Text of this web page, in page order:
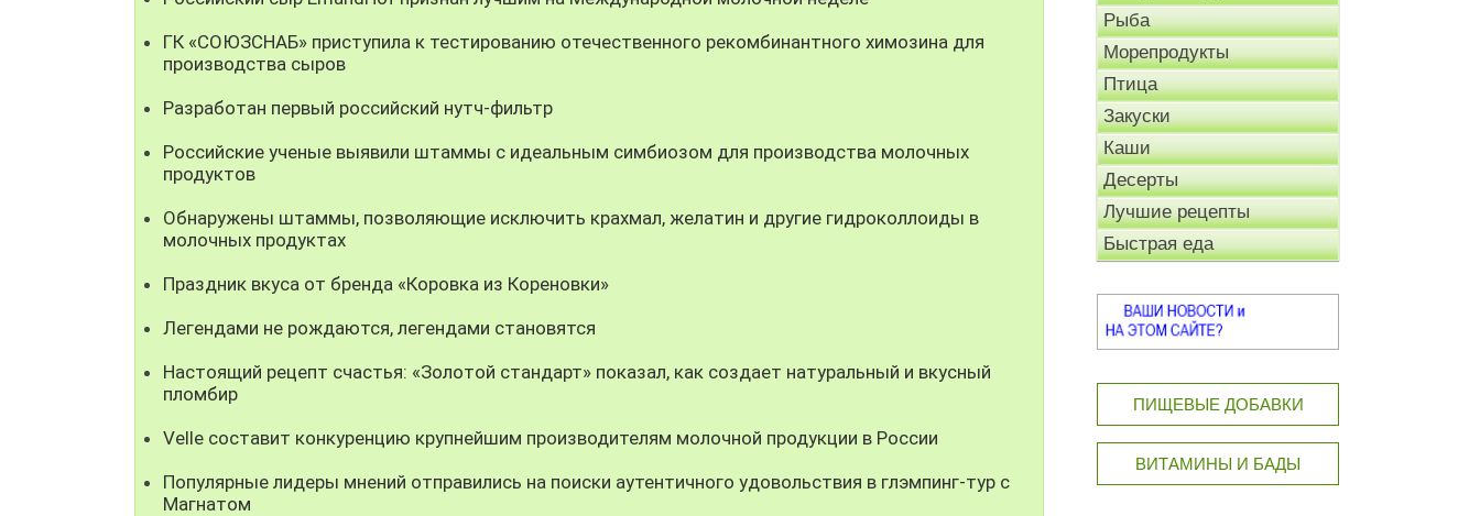
ГК «СОЮЗСНАБ» приступила к тестированию отечественного рекомбинантного химозина для
производства сыров
Разработан первый российский нутч-фильтр
Российские ученые выявили штаммы с идеальным симбиозом для производства молочных
продуктов
Обнаружены штаммы, позволяющие исключить крахмал, желатин и другие гидроколлоиды в
молочных продуктах
Праздник вкуса от бренда «Коровка из Кореновки»
Легендами не рождаются, легендами становятся
Настоящий рецепт счастья: «Золотой стандарт» показал, как создает натуральный и вкусный
пломбир
Velle составит конкуренцию крупнейшим производителям молочной продукции в России
Популярные лидеры мнений отправились на поиски аутентичного удовольствия в глэмпинг-тур с
Магнатом
Рыба
Морепродукты
Птица
Закуски
Каши
Десерты
Лучшие рецепты
Быстрая еда
ПИЩЕВЫЕ ДОБАВКИ
ВИТАМИНЫ И БАДЫ